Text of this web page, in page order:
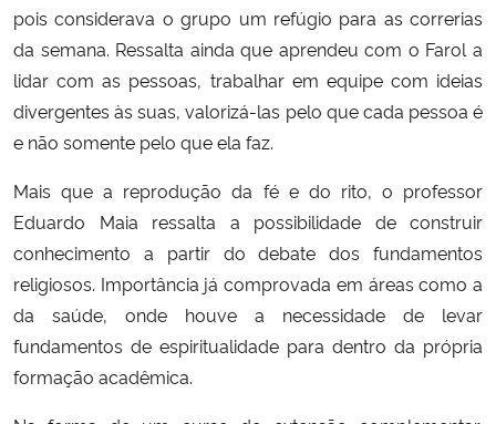
pois considerava o grupo um refúgio para as correrias
da semana. Ressalta ainda que aprendeu com o Farol a
lidar com as pessoas, trabalhar em equipe com ideias
divergentes às suas, valorizá-las pelo que cada pessoa é
e não somente pelo que ela faz.
Mais que a reprodução da fé e do rito, o professor
Eduardo Maia ressalta a possibilidade de construir
conhecimento a partir do debate dos fundamentos
religiosos. Importância já comprovada em áreas como a
da saúde, onde houve a necessidade de levar
fundamentos de espiritualidade para dentro da própria
formação acadêmica.